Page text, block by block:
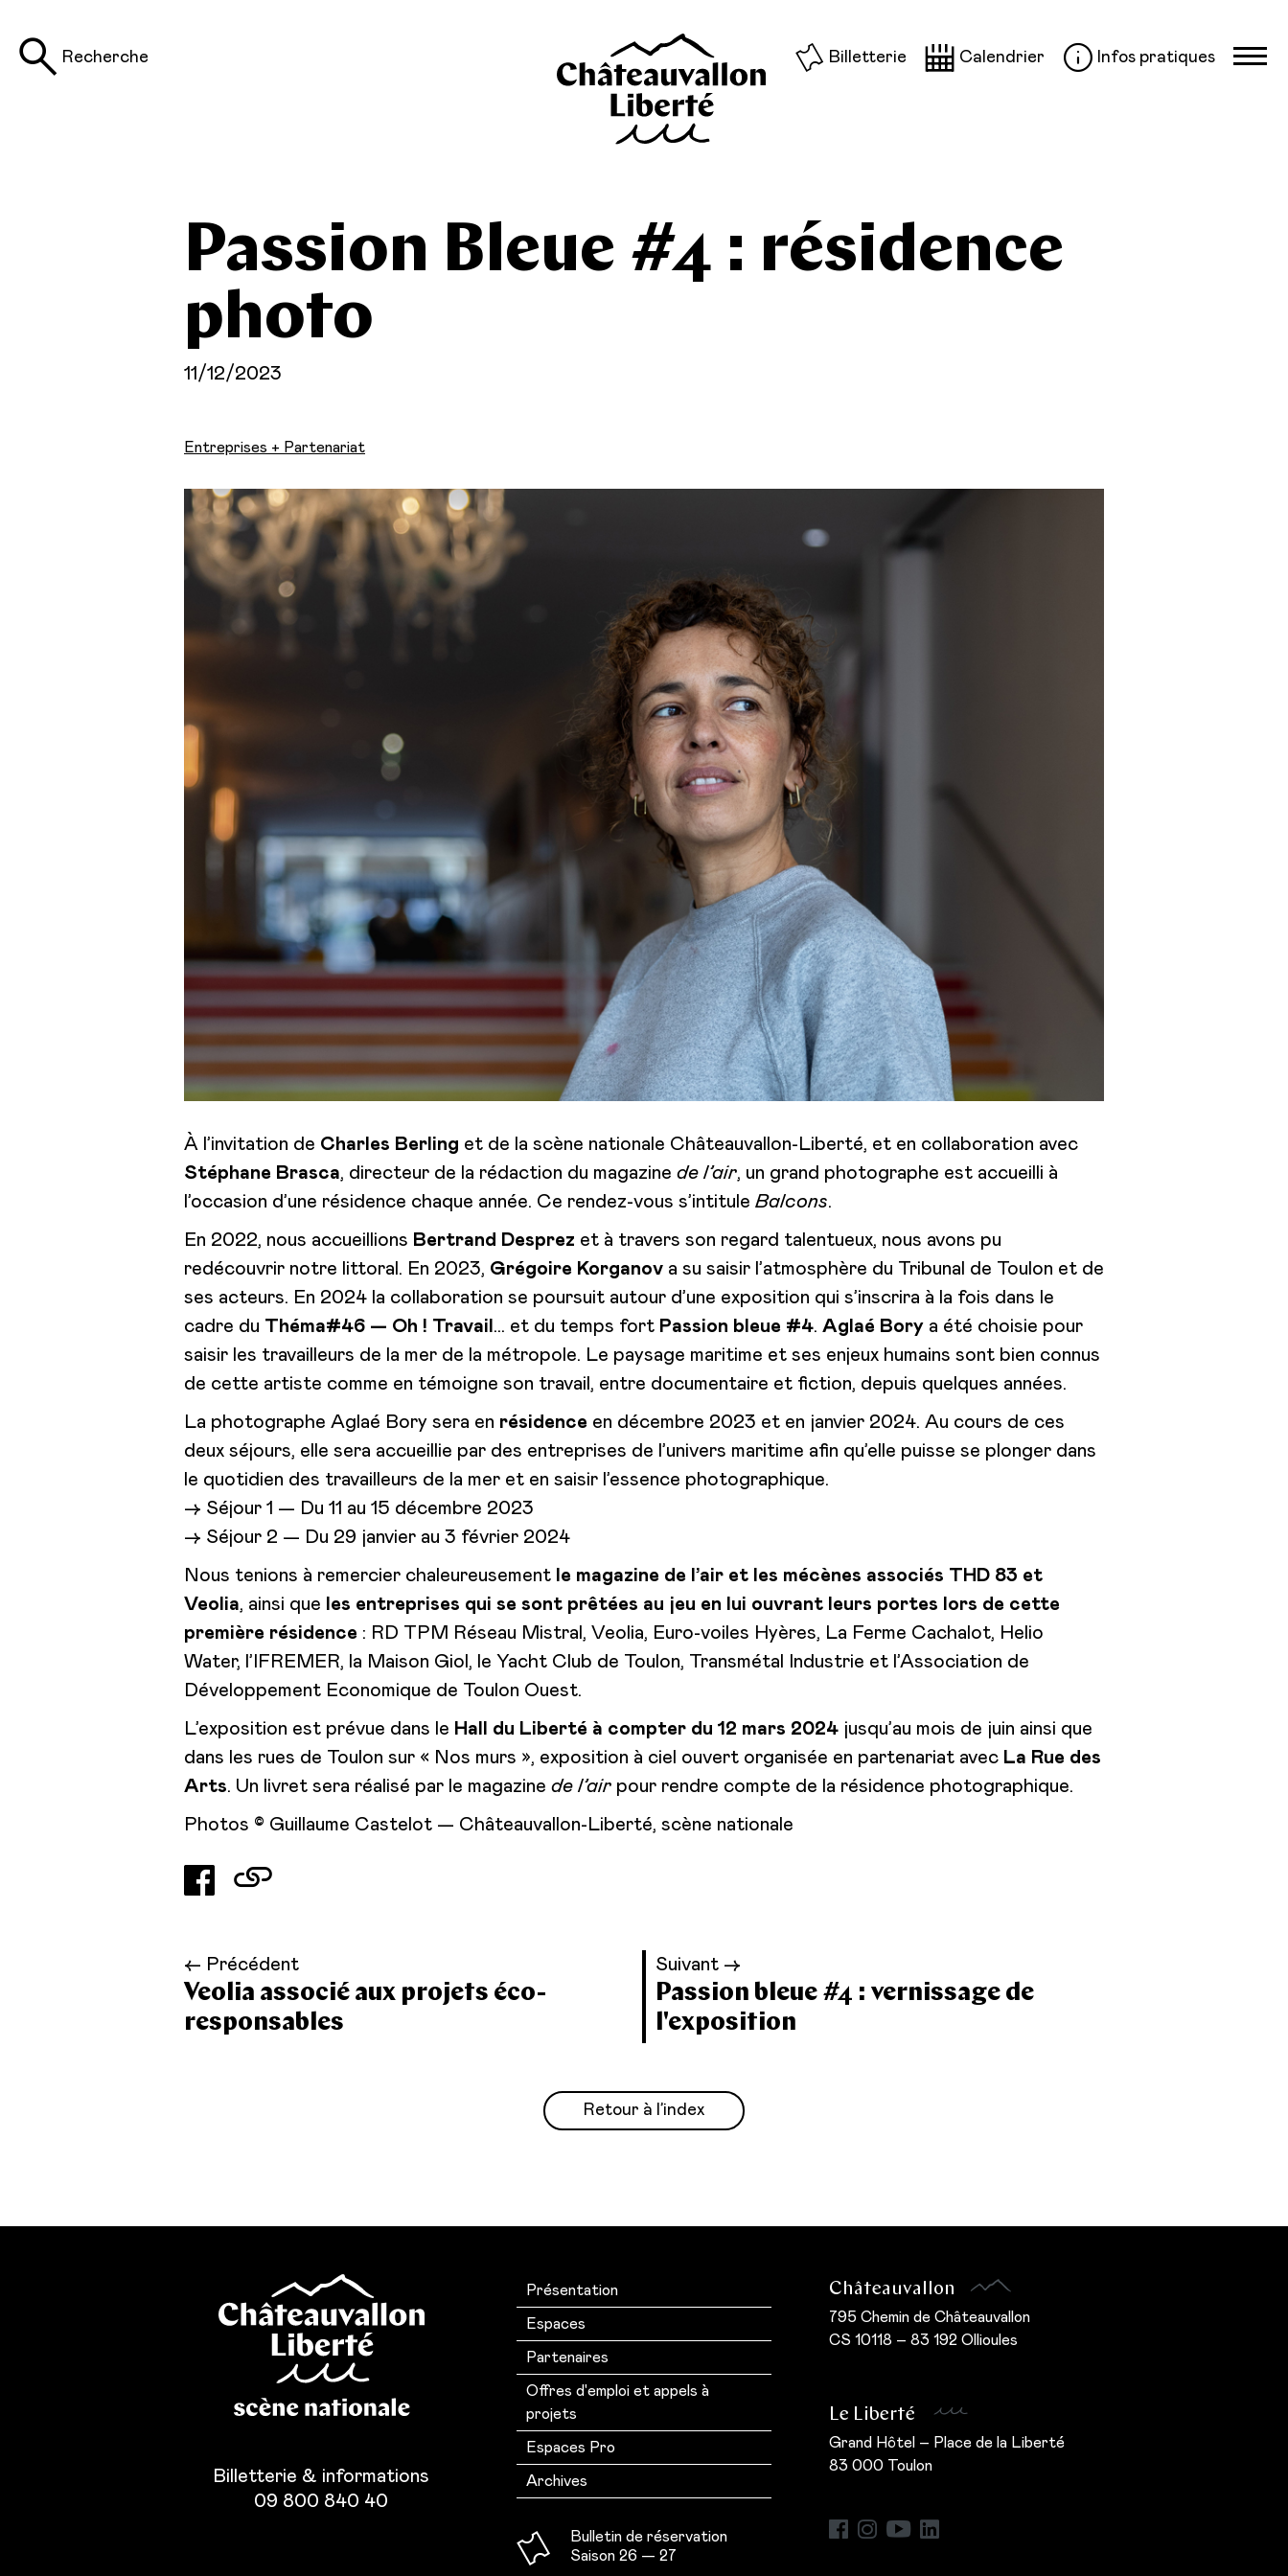
Recherche Billetterie Calendrier Infos pratiques
Passion Bleue #4 : résidence
photo
11/12/2023
Entreprises + Partenariat
À l’invitation de Charles Berling et de la scène nationale Châteauvallon-Liberté, et en collaboration avec
Stéphane Brasca, directeur de la rédaction du magazine de l’air, un grand photographe est accueilli à
l’occasion d’une résidence chaque année. Ce rendez-vous s’intitule Balcons.
En 2022, nous accueillions Bertrand Desprez et à travers son regard talentueux, nous avons pu
redécouvrir notre littoral. En 2023, Grégoire Korganov a su saisir l’atmosphère du Tribunal de Toulon et de
ses acteurs. En 2024 la collaboration se poursuit autour d’une exposition qui s’inscrira à la fois dans le
cadre du Théma#46 — Oh ! Travail … et du temps fort Passion bleue #4. Aglaé Bory a été choisie pour
saisir les travailleurs de la mer de la métropole. Le paysage maritime et ses enjeux humains sont bien connus
de cette artiste comme en témoigne son travail, entre documentaire et fiction, depuis quelques années.
La photographe Aglaé Bory sera en résidence en décembre 2023 et en janvier 2024. Au cours de ces
deux séjours, elle sera accueillie par des entreprises de l’univers maritime afin qu’elle puisse se plonger dans
le quotidien des travailleurs de la mer et en saisir l’essence photographique.
→ Séjour 1 — Du 11 au 15 décembre 2023
→ Séjour 2 — Du 29 janvier au 3 février 2024
Nous tenions à remercier chaleureusement le magazine de l’air et les mécènes associés THD 83 et
Veolia, ainsi que les entreprises qui se sont prêtées au jeu en lui ouvrant leurs portes lors de cette
première résidence : RD TPM Réseau Mistral, Veolia, Euro-voiles Hyères, La Ferme Cachalot, Helio
Water, l’IFREMER, la Maison Giol, le Yacht Club de Toulon, Transmétal Industrie et l’Association de
Développement Economique de Toulon Ouest.
L’exposition est prévue dans le Hall du Liberté à compter du 12 mars 2024 jusqu’au mois de juin ainsi que
dans les rues de Toulon sur « Nos murs », exposition à ciel ouvert organisée en partenariat avec La Rue des
Arts. Un livret sera réalisé par le magazine de l’air pour rendre compte de la résidence photographique.
Photos © Guillaume Castelot — Châteauvallon-Liberté, scène nationale
← Précédent
Veolia associé aux projets éco-
responsables
Suivant →
Passion bleue #4 : vernissage de
l'exposition
Retour à l’index
Billetterie & informations
09 800 840 40
Présentation
Espaces
Partenaires
Offres d'emploi et appels à
projets
Espaces Pro
Archives
Bulletin de réservation
Saison 26 — 27
Châteauvallon
795 Chemin de Châteauvallon
CS 10118 – 83 192 Ollioules
Le Liberté
Grand Hôtel – Place de la Liberté
83 000 Toulon